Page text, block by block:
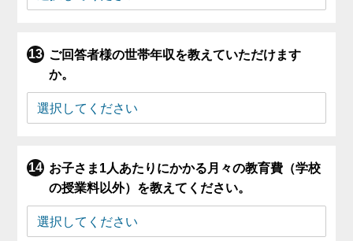
ご回答者様の世帯年収を教えていただけます
か。
お子さま1人あたりにかかる月々の教育費（学校
の授業料以外）を教えてください。